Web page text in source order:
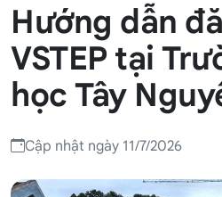
Hướng dẫn
VSTEP tại
học Tây
Cập nhật ngày 11/7/2026